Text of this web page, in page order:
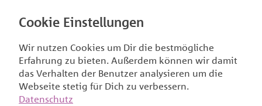
Die NIS2-Richtlinie betrifft in Deutschland
wichtige“ und „wichtige“ Einrichtungen in
bestimmten Sektoren.​
Kriterien sind:
Cookie Einstellungen
Wir nutzen Cookies um Dir die bestmögliche
Erfahrung zu bieten. Außerdem können wir damit
das Verhalten der Benutzer analysieren um die
Webseite stetig für Dich zu verbessern.
Datenschutz